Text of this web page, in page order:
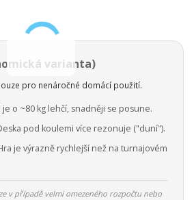
varianta)
pro nenáročné domácí použití.
je o ~80 kg lehčí, snadněji se posune.
pod koulemi více rezonuje ("duní").
je výrazně rychlejší než na turnajovém
v případě velmi omezeného rozpočtu nebo